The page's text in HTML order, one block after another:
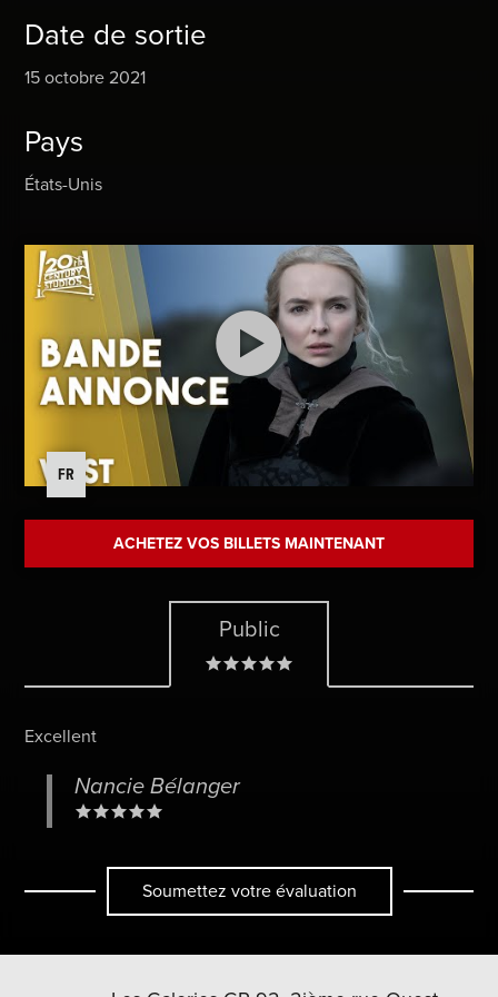
Date de sortie
15 octobre 2021
Pays
États-Unis
FR
ACHETEZ VOS BILLETS MAINTENANT
Public
Excellent
Nancie Bélanger
Soumettez votre évaluation